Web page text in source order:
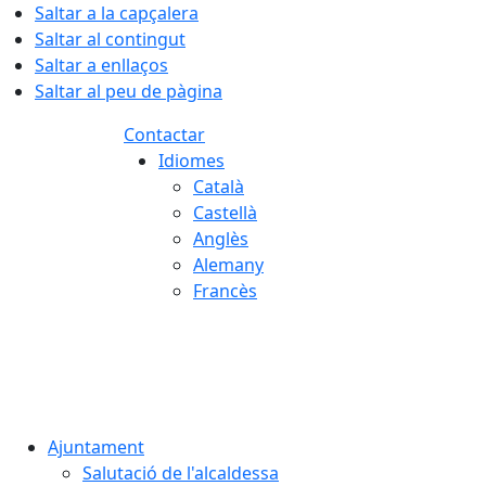
Saltar a la capçalera
Saltar al contingut
Saltar a enllaços
Saltar al peu de pàgina
Contactar
Idiomes
Català
Castellà
Anglès
Alemany
Francès
Ajuntament
Salutació de l'alcaldessa